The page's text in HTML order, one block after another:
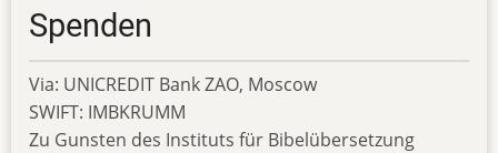
Spenden
Via: UNICREDIT Bank ZAO, Moscow
SWIFT: IMBKRUMM
Zu Gunsten des Instituts für Bibelübersetzung